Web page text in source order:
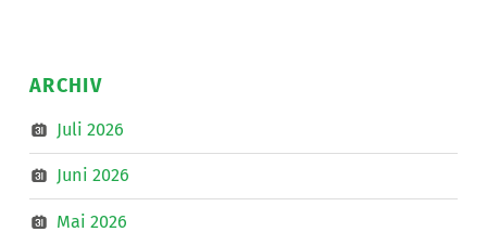
ARCHIV
Juli 2026
Juni 2026
Mai 2026